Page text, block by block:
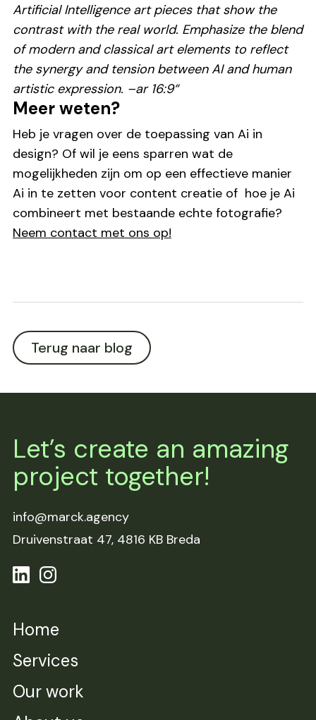
Artificial Intelligence art pieces that show the
contrast with the real world. Emphasize the blend
of modern and classical art elements to reflect
the synergy and tension between AI and human
artistic expression. –ar 16:9“
Meer weten?
Heb je vragen over de toepassing van Ai in
design? Of wil je eens sparren wat de
mogelijkheden zijn om op een effectieve manier
Ai in te zetten voor content creatie of hoe je Ai
combineert met bestaande echte fotografie?
Neem contact met ons op!
Terug naar blog
Let’s create an amazing
project together!
info@marck.agency
Druivenstraat 47, 4816 KB Breda
Home
Services
Our work